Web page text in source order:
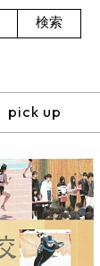
検索
pick up